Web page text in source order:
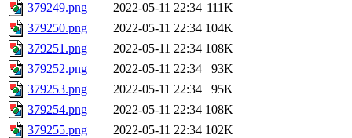
379249.png
2022-05-11 22:34 111K
379250.png
2022-05-11 22:34 104K
379251.png
2022-05-11 22:34 108K
379252.png
2022-05-11 22:34
93K
379253.png
2022-05-11 22:34
95K
379254.png
2022-05-11 22:34 108K
379255.png
2022-05-11 22:34 102K